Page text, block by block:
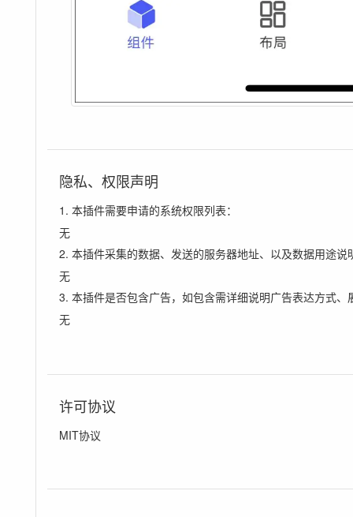
隐私、权限声明
1. 本插件需要申请的系统权限列表：
无
2. 本插件采集的数据、发送的服务器地址、以及数据用途说
无
3. 本插件是否包含广告，如包含需详细说明广告表达方式、
无
许可协议
MIT协议